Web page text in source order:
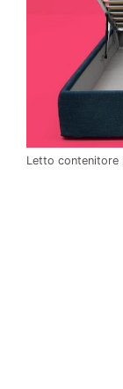
Letto contenitore